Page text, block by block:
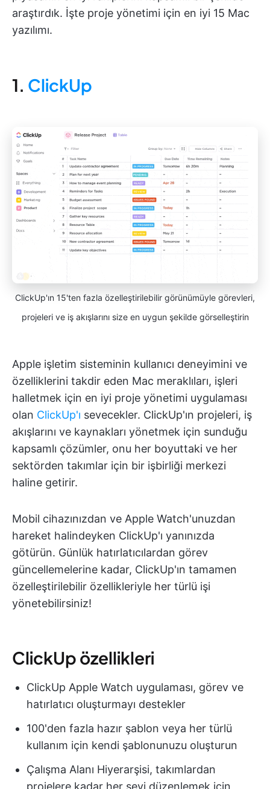
araştırdık. İşte proje yönetimi için en iyi 15 Mac
yazılımı.
1. ClickUp
ClickUp'ın 15'ten fazla özelleştirilebilir görünümüyle görevleri,
projeleri ve iş akışlarını size en uygun şekilde görselleştirin
Apple işletim sisteminin kullanıcı deneyimini ve
özelliklerini takdir eden Mac meraklıları, işleri
halletmek için en iyi proje yönetimi uygulaması
olan ClickUp'ı sevecekler. ClickUp'ın projeleri, iş
akışlarını ve kaynakları yönetmek için sunduğu
kapsamlı çözümler, onu her boyuttaki ve her
sektörden takımlar için bir işbirliği merkezi
haline getirir.
Mobil cihazınızdan ve Apple Watch'unuzdan
hareket halindeyken ClickUp'ı yanınızda
götürün. Günlük hatırlatıcılardan görev
güncellemelerine kadar, ClickUp'ın tamamen
özelleştirilebilir özellikleriyle her türlü işi
yönetebilirsiniz!
ClickUp özellikleri
ClickUp Apple Watch uygulaması, görev ve
hatırlatıcı oluşturmayı destekler
100'den fazla hazır şablon veya her türlü
kullanım için kendi şablonunuzu oluşturun
Çalışma Alanı Hiyerarşisi, takımlardan
projelere kadar her şeyi düzenlemek için